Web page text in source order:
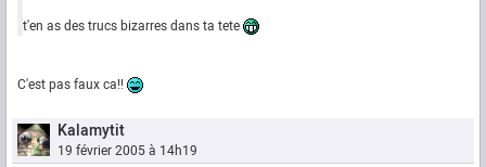
t'en as des trucs bizarres dans ta tete
C'est pas faux ca!!
Kalamytit
19 février 2005 à 14h19